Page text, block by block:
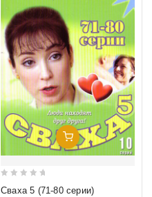
Добавить В Корзину
Сваха 5 (71-80 серии)